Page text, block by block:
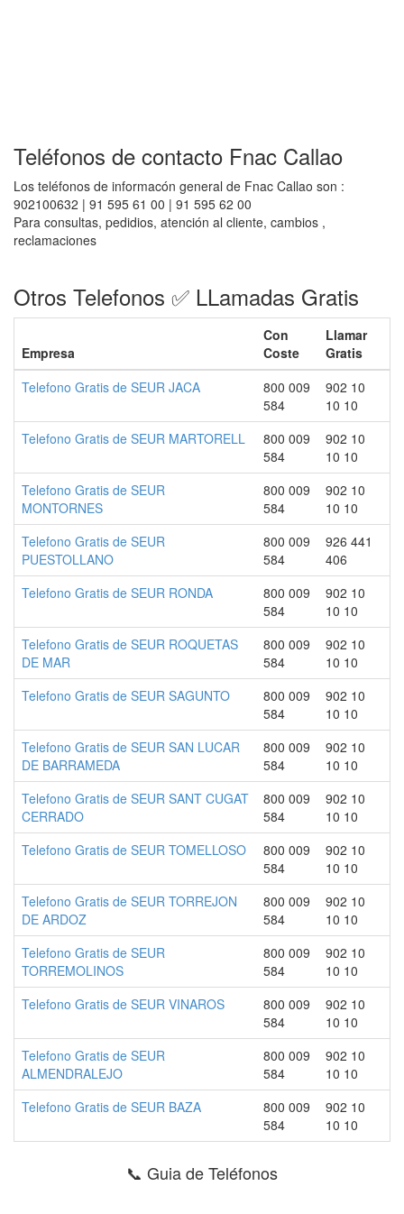
Teléfonos de contacto Fnac Callao
Los teléfonos de informacón general de Fnac Callao son :
902100632 | 91 595 61 00 | 91 595 62 00
Para consultas, pedidios, atención al cliente, cambios ,
reclamaciones
Otros Telefonos ✅ LLamadas Gratis
Empresa
Con
Coste
Llamar
Gratis
Telefono Gratis de SEUR JACA
800 009
584
902 10
10 10
Telefono Gratis de SEUR MARTORELL
800 009
584
902 10
10 10
Telefono Gratis de SEUR
MONTORNES
800 009
584
902 10
10 10
Telefono Gratis de SEUR
PUESTOLLANO
800 009
584
926 441
406
Telefono Gratis de SEUR RONDA
800 009
584
902 10
10 10
Telefono Gratis de SEUR ROQUETAS
DE MAR
800 009
584
902 10
10 10
Telefono Gratis de SEUR SAGUNTO
800 009
584
902 10
10 10
Telefono Gratis de SEUR SAN LUCAR
DE BARRAMEDA
800 009
584
902 10
10 10
Telefono Gratis de SEUR SANT CUGAT
CERRADO
800 009
584
902 10
10 10
Telefono Gratis de SEUR TOMELLOSO
800 009
584
902 10
10 10
Telefono Gratis de SEUR TORREJON
DE ARDOZ
800 009
584
902 10
10 10
Telefono Gratis de SEUR
TORREMOLINOS
800 009
584
902 10
10 10
Telefono Gratis de SEUR VINAROS
800 009
584
902 10
10 10
Telefono Gratis de SEUR
ALMENDRALEJO
800 009
584
902 10
10 10
Telefono Gratis de SEUR BAZA
800 009
584
902 10
10 10
📞 Guia de Teléfonos